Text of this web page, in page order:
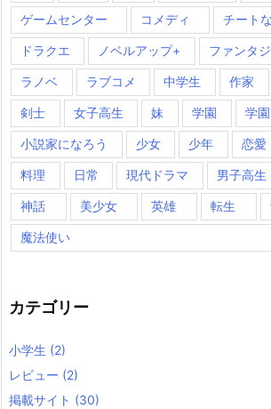
ゲームセンター コメディ チート
ドラクエ ノベルアップ+ ファンタ
ラノベ ラブコメ 中学生 作家
剣士 女子高生 妹 学園 学
小説家になろう 少女 少年 恋愛
料理 日常 現代ドラマ 男子高生
神話 美少女 英雄 転生
魔法使い
カテゴリー
小学生 (2)
レビュー (2)
掲載サイト (30)